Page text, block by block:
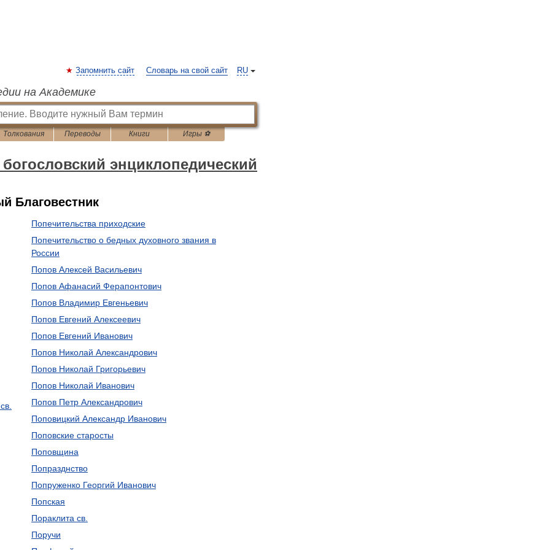
RU
Запомнить сайт Словарь на свой сайт
на Академике
Толкования Переводы Книги Игры ⚽
энциклопедический
Благовестник
Попечительства приходские
Попечительство о бедных духовного звания в
России
Попов Алексей Васильевич
Попов Афанасий Ферапонтович
Попов Владимир Евгеньевич
Попов Евгений Алексеевич
Попов Евгений Иванович
Попов Николай Александрович
Попов Николай Григорьевич
Попов Николай Иванович
Попов Петр Александрович
Поповицкий Александр Иванович
Поповские старосты
Поповщина
Попразднство
Попруженко Георгий Иванович
Попская
Пораклита св.
Поручи